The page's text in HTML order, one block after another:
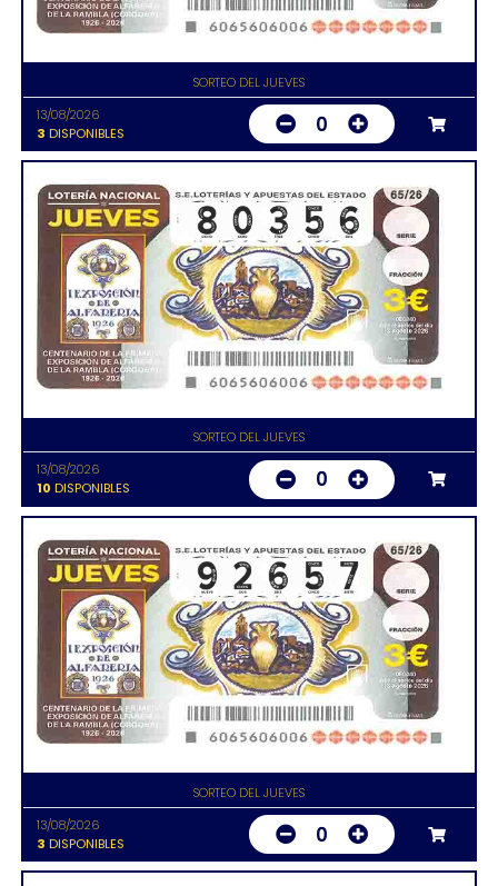
SORTEO DEL JUEVES
13/08/2026
3 DISPONIBLES 0
SORTEO DEL JUEVES
13/08/2026
10 DISPONIBLES 0
SORTEO DEL JUEVES
13/08/2026
3 DISPONIBLES 0